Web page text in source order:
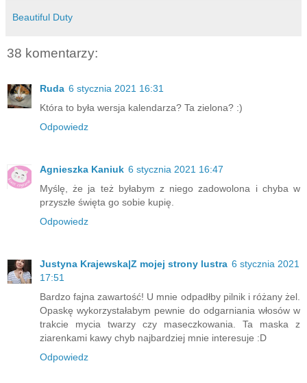
Beautiful Duty
38 komentarzy:
Ruda 6 stycznia 2021 16:31
Która to była wersja kalendarza? Ta zielona? :)
Odpowiedz
Agnieszka Kaniuk 6 stycznia 2021 16:47
Myślę, że ja też byłabym z niego zadowolona i chyba w
przyszłe święta go sobie kupię.
Odpowiedz
Justyna Krajewska|Z mojej strony lustra 6 stycznia 2021
17:51
Bardzo fajna zawartość! U mnie odpadłby pilnik i różany żel.
Opaskę wykorzystałabym pewnie do odgarniania włosów w
trakcie mycia twarzy czy maseczkowania. Ta maska z
ziarenkami kawy chyb najbardziej mnie interesuje :D
Odpowiedz